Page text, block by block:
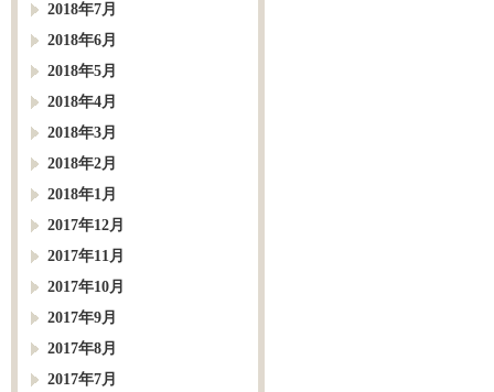
2018年7月
2018年6月
2018年5月
2018年4月
2018年3月
2018年2月
2018年1月
2017年12月
2017年11月
2017年10月
2017年9月
2017年8月
2017年7月